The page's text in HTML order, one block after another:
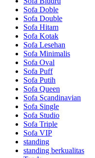
Sofa Doble
Sofa Double
Sofa Hitam
Sofa Kotak
Sofa Lesehan
Sofa Minimalis
Sofa Oval
Sofa Puff
Sofa Putih
Sofa Queen
Sofa Scandinavian
Sofa Single
Sofa Studio
Sofa Triple
Sofa VIP
standing
standing berkualitas